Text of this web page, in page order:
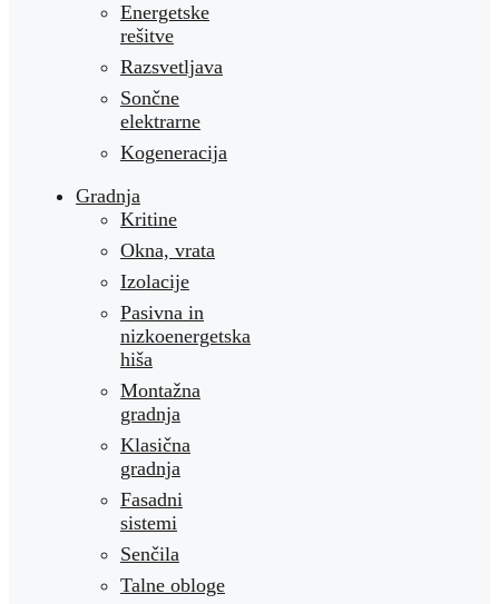
Energetske
rešitve
Razsvetljava
Sončne
elektrarne
Kogeneracija
Gradnja
Kritine
Okna, vrata
Izolacije
Pasivna in
nizkoenergetska
hiša
Montažna
gradnja
Klasična
gradnja
Fasadni
sistemi
Senčila
Talne obloge